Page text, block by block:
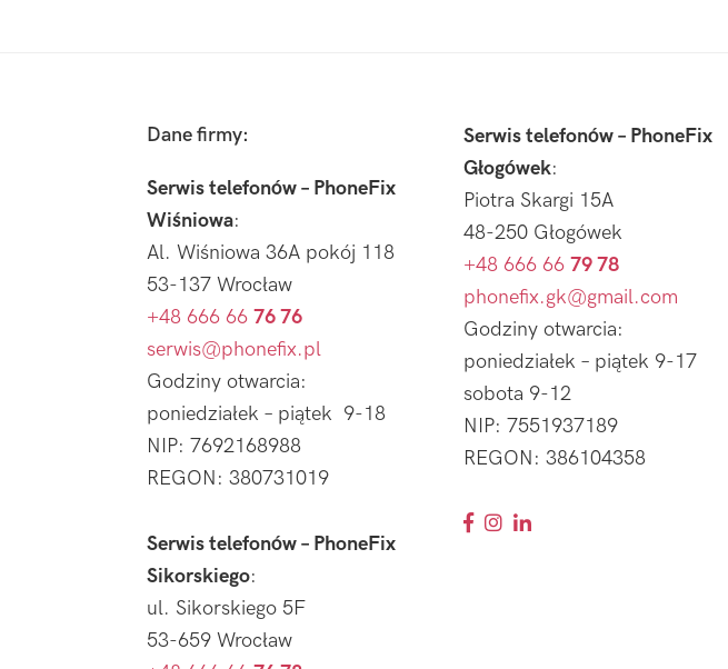
Dane firmy:
Serwis telefonów – PhoneFix
Wiśniowa:
Al. Wiśniowa 36A pokój 118
53-137 Wrocław
+48 666 66 76 76
serwis@phonefix.pl
Godziny otwarcia:
poniedziałek – piątek 9-18
NIP: 7692168988
REGON: 380731019
Serwis telefonów – PhoneFix
Sikorskiego:
ul. Sikorskiego 5F
53-659 Wrocław
Serwis telefonów – PhoneFix
Głogówek:
Piotra Skargi 15A
48-250 Głogówek
+48 666 66 79 78
phonefix.gk@gmail.com
Godziny otwarcia:
poniedziałek – piątek 9-17
sobota 9-12
NIP: 7551937189
REGON: 386104358